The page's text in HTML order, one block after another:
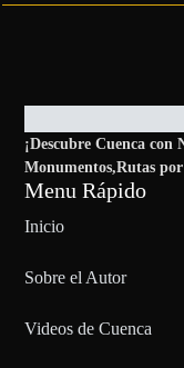
¡Descubre Cuenca con
Monumentos,Rutas
Menu Rápido
Inicio
Sobre el Autor
Videos de Cuenca